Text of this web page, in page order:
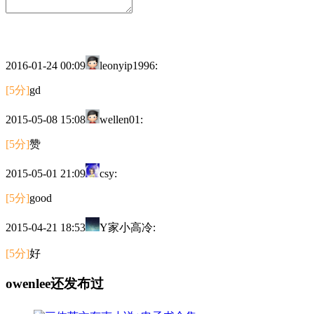
2016-01-24 00:09 leonyip1996:
[5分]gd
2015-05-08 15:08 wellen01:
[5分]赞
2015-05-01 21:09 csy:
[5分]good
2015-04-21 18:53 Y家小高冷:
[5分]好
owenlee还发布过